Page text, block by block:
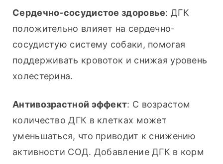
Сердечно-сосудистое здоровье: ДГК
положительно влияет на сердечно-
сосудистую систему собаки, помогая
поддерживать кровоток и снижая уровень
холестерина.
Антивозрастной эффект: С возрастом
количество ДГК в клетках может
уменьшаться, что приводит к снижению
активности СОД. Добавление ДГК в корм